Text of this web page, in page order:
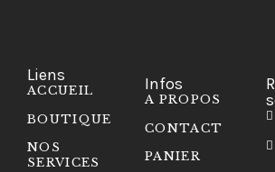
Liens
ACCUEIL
BOUTIQUE
NOS
SERVICES
Infos
A PROPOS
CONTACT
PANIER